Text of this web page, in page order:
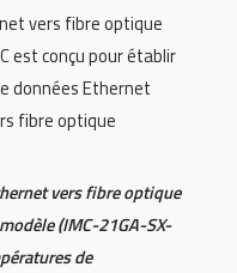
vers fibre optique
est conçu pour établir
données Ethernet
fibre optique
vers fibre optique
(IMC-21GA-SX-
de